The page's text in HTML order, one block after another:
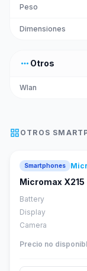
Peso
Dimensiones
more_horiz Otros
Wlan
grid_view OTROS
Smartphones
Micromax X215
Battery
Display
Camera
Precio no